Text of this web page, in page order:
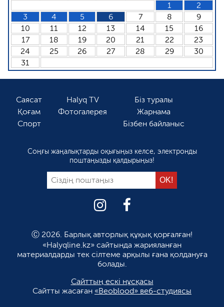
1
2
3
4 5 6 7 8
9
10
11 12 13 14 15
16
17
18 19 20 21 22
23
24
25 26 27 28 29
30
31
Саясат
Қоғам
Спорт
Halyq TV
Фотогалерея
Біз туралы
Жарнама
Бізбен байланыс
Соңғы жаңалықтарды оқығыңыз келсе, электронды
поштаңызды қалдырыңыз!
Ⓒ 2026. Барлық авторлық құқық қорғалған!
«Halyqline.kz» сайтында жарияланған
материалдарды тек сілтеме арқылы ғана қолдануға
болады.
Сайттың ескі нұсқасы
Сайтты жасаған «Beoblood» веб-студиясы